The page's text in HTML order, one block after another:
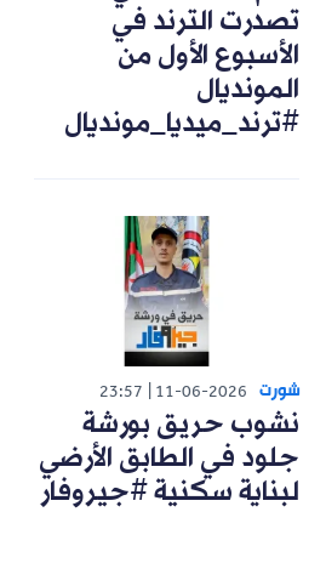
تصدرت الترند في
الأسبوع الأول من
المونديال
#ترند_ميديا_مونديال
شورت 11-06-2026
23:57
نشوب حريق بورشة
جلود في الطابق الأرضي
لبناية سكنية #جيروفار